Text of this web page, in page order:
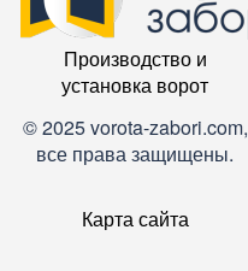
Производство и
установка ворот
© 2025 vorota-zabori.com,
все права защищены.
Карта сайта